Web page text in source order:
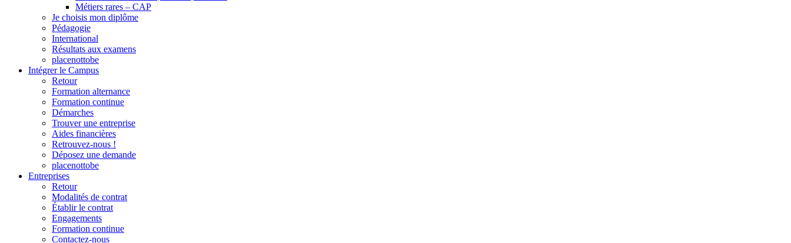
Métiers rares – CAP
Je choisis mon diplôme
Pédagogie
International
Résultats aux examens
placenottobe
Intégrer le Campus
Retour
Formation alternance
Formation continue
Démarches
Trouver une entreprise
Aides financières
Retrouvez-nous !
Déposez une demande
placenottobe
Entreprises
Retour
Modalités de contrat
Établir le contrat
Engagements
Formation continue
Contactez-nous